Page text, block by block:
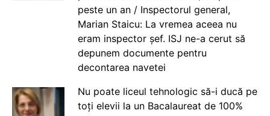
peste un an / Inspectorul general,
Marian Staicu: La vremea aceea nu
eram inspector șef. ISJ ne-a cerut să
depunem documente pentru
decontarea navetei
Nu poate liceul tehnologic să-i ducă pe
toți elevii la un Bacalaureat de 100%